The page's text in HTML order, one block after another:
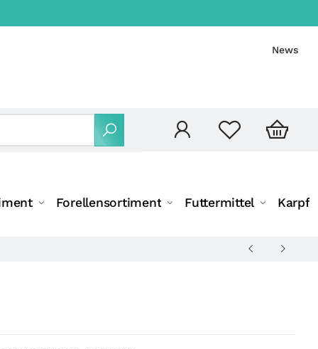
News
Forellensortiment Futtermittel